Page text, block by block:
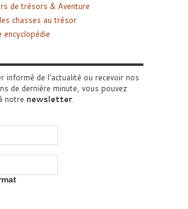
de trésors & Aventure
chasses au trésor
encyclopédie
informé de l'actualité ou recevoir nos
de dernière minute, vous pouvez
notre newsletter.